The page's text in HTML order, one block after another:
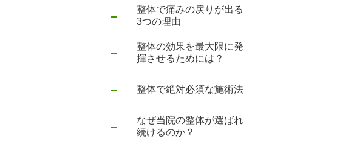
整体で痛みの戻りが出る
3つの理由
整体の効果を最大限に発
揮させるためには？
整体で絶対必須な施術法
なぜ当院の整体が選ばれ
続けるのか？